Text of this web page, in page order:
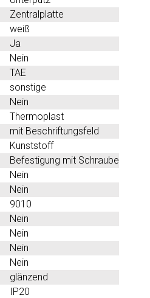
Zentralplatte
weiß
Ja
Nein
TAE
sonstige
Nein
Thermoplast
mit Beschriftungsfeld
Kunststoff
Befestigung mit Schraube
Nein
Nein
9010
Nein
Nein
Nein
Nein
glänzend
IP20